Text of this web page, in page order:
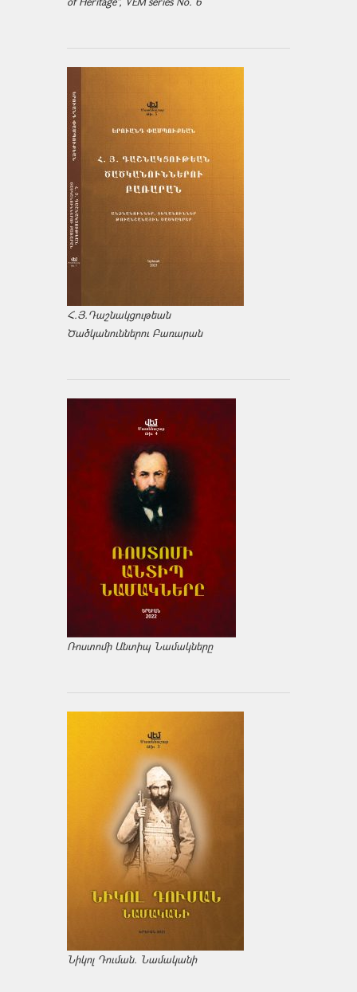
Հ.Յ.Դաշնակցութեան
Ծածկանուններու Բառարան
Ռոստոմի Անտիպ Նամակները
Նիկոլ Դուման. Նամականի